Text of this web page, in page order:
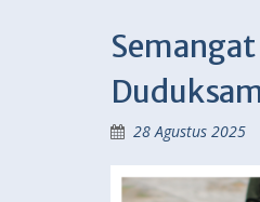
28 Agustus 2025